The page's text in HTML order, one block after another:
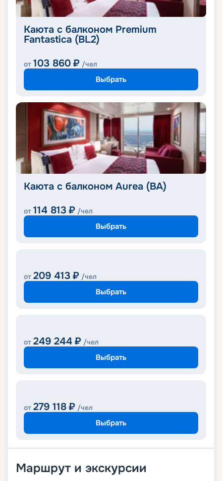
Каюта с балконом Premium
Fantastica (BL2)
от 103 860 ₽ /чел
Выбрать
Каюта с балконом Aurea (BA)
от 114 813 ₽ /чел
Выбрать
от 209 413 ₽ /чел
Выбрать
от 249 244 ₽ /чел
Выбрать
от 279 118 ₽ /чел
Выбрать
Маршрут и экскурсии